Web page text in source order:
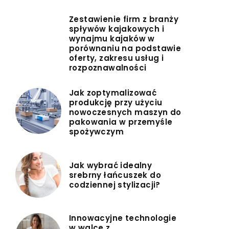
Zestawienie firm z branży
spływów kajakowych i
wynajmu kajaków w
porównaniu na podstawie
oferty, zakresu usług i
rozpoznawalności
Jak zoptymalizować
produkcję przy użyciu
nowoczesnych maszyn do
pakowania w przemyśle
spożywczym
Jak wybrać idealny
srebrny łańcuszek do
codziennej stylizacji?
Innowacyjne technologie